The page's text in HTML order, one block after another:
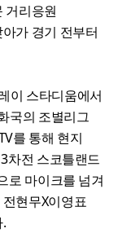
거리응원
가 경기 전부터
이 스타디움에서
국의 조별리그
를 통해 현지
차전 스코틀랜드
로 마이크를 넘겨
현무X이영표